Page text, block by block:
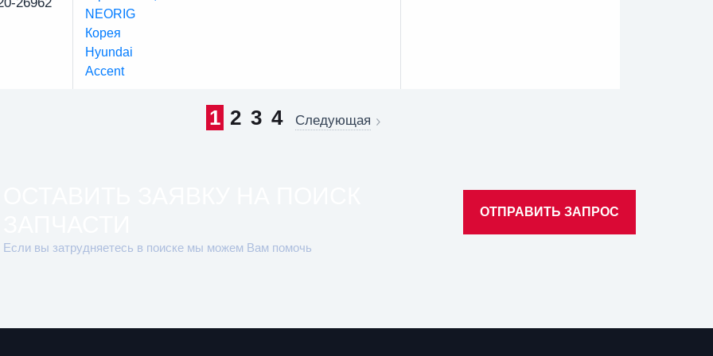
1 2 3 4 Следующая
Если вы затрудняетесь в поиске мы можем Вам помочь
ОТПРАВИТЬ ЗАПРОС